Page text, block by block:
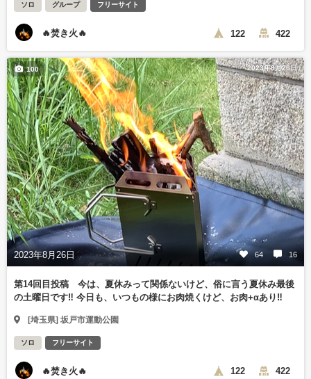
ソロ グループ フリーサイト
🔥焚き火🔥 122 422
2023年8月26日
2023年8月26日 64 16
100
第14回目投稿 今は、夏休みって関係ないけど、俗に言う夏休み最後
の土曜日です‼️ 今日も、いつもの様にお肉焼くけど、お肉+αあり‼️
[埼玉県] 坂戸市運動公園
ソロ フリーサイト
🔥焚き火🔥 122 422